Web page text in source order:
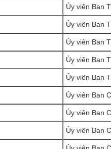
Ủy viên Ban
Ủy viên Ban
Ủy viên Ban
Ủy viên Ban
Ủy viên Ban
Ủy viên Ban
Ủy viên Ban
Ủy viên Ban